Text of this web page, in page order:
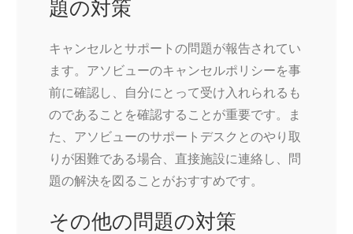
題の対策
キャンセルとサポートの問題が報告されてい
ます。アソビューのキャンセルポリシーを事
前に確認し、自分にとって受け入れられるも
のであることを確認することが重要です。ま
た、アソビューのサポートデスクとのやり取
りが困難である場合、直接施設に連絡し、問
題の解決を図ることがおすすめです。
その他の問題の対策